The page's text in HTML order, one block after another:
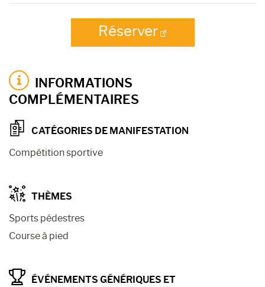
Réserver
INFORMATIONS
COMPLÉMENTAIRES
CATÉGORIES DE MANIFESTATION
Compétition sportive
THÈMES
Sports pédestres
Course à pied
ÉVÉNEMENTS GÉNÉRIQUES ET